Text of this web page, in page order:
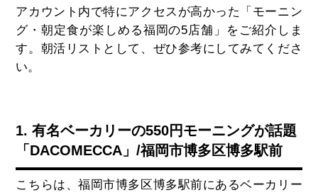
アカウント内で特にアクセスが高かった「モーニン
グ・朝定食が楽しめる福岡の5店舗」をご紹介しま
す。朝活リストとして、ぜひ参考にしてみてくださ
い。
1.有名ベーカリーの550円モーニングが話題
「DACOMECCA」/福岡市博多区博多駅前
こちらは、福岡市博多区博多駅前にあるベーカリー